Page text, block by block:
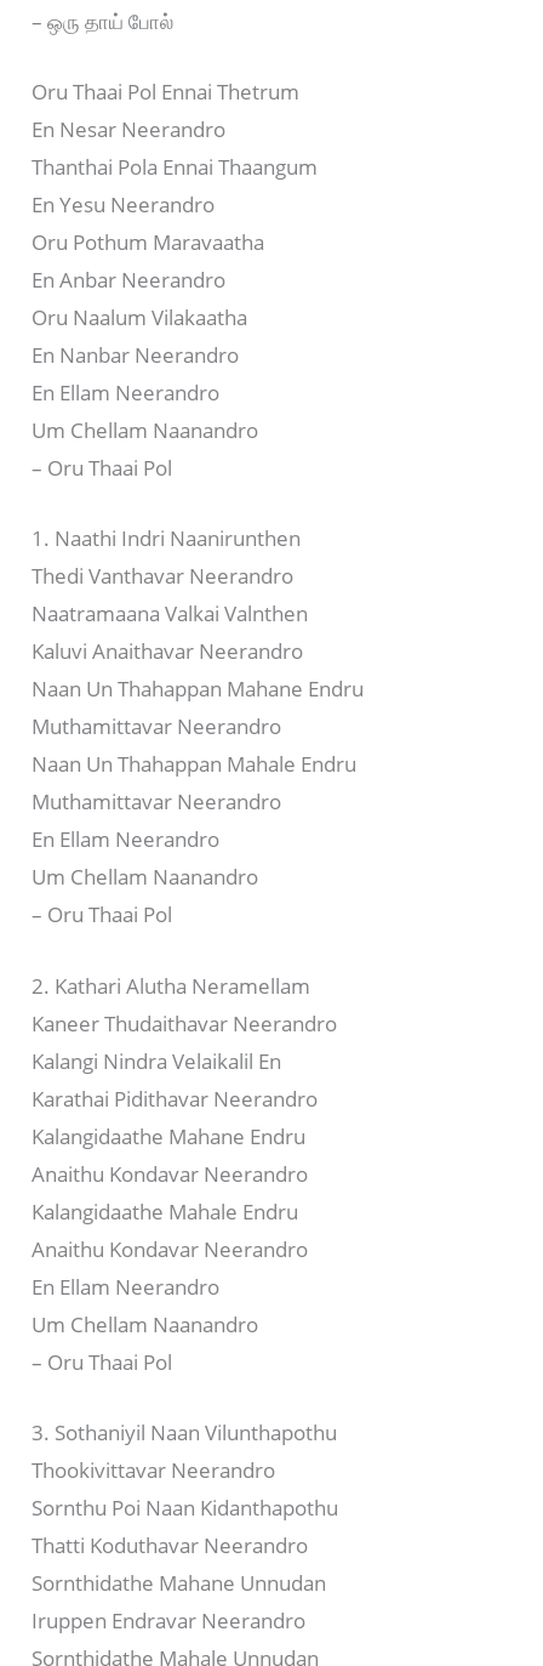
– ஒரு தாய் போல்
Oru Thaai Pol Ennai Thetrum
En Nesar Neerandro
Thanthai Pola Ennai Thaangum
En Yesu Neerandro
Oru Pothum Maravaatha
En Anbar Neerandro
Oru Naalum Vilakaatha
En Nanbar Neerandro
En Ellam Neerandro
Um Chellam Naanandro
– Oru Thaai Pol
1. Naathi Indri Naanirunthen
Thedi Vanthavar Neerandro
Naatramaana Valkai Valnthen
Kaluvi Anaithavar Neerandro
Naan Un Thahappan Mahane Endru
Muthamittavar Neerandro
Naan Un Thahappan Mahale Endru
Muthamittavar Neerandro
En Ellam Neerandro
Um Chellam Naanandro
– Oru Thaai Pol
2. Kathari Alutha Neramellam
Kaneer Thudaithavar Neerandro
Kalangi Nindra Velaikalil En
Karathai Pidithavar Neerandro
Kalangidaathe Mahane Endru
Anaithu Kondavar Neerandro
Kalangidaathe Mahale Endru
Anaithu Kondavar Neerandro
En Ellam Neerandro
Um Chellam Naanandro
– Oru Thaai Pol
3. Sothaniyil Naan Vilunthapothu
Thookivittavar Neerandro
Sornthu Poi Naan Kidanthapothu
Thatti Koduthavar Neerandro
Sornthidathe Mahane Unnudan
Iruppen Endravar Neerandro
Sornthidathe Mahale Unnudan